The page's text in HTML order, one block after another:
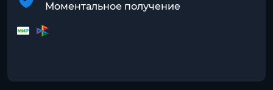
Моментальное получение